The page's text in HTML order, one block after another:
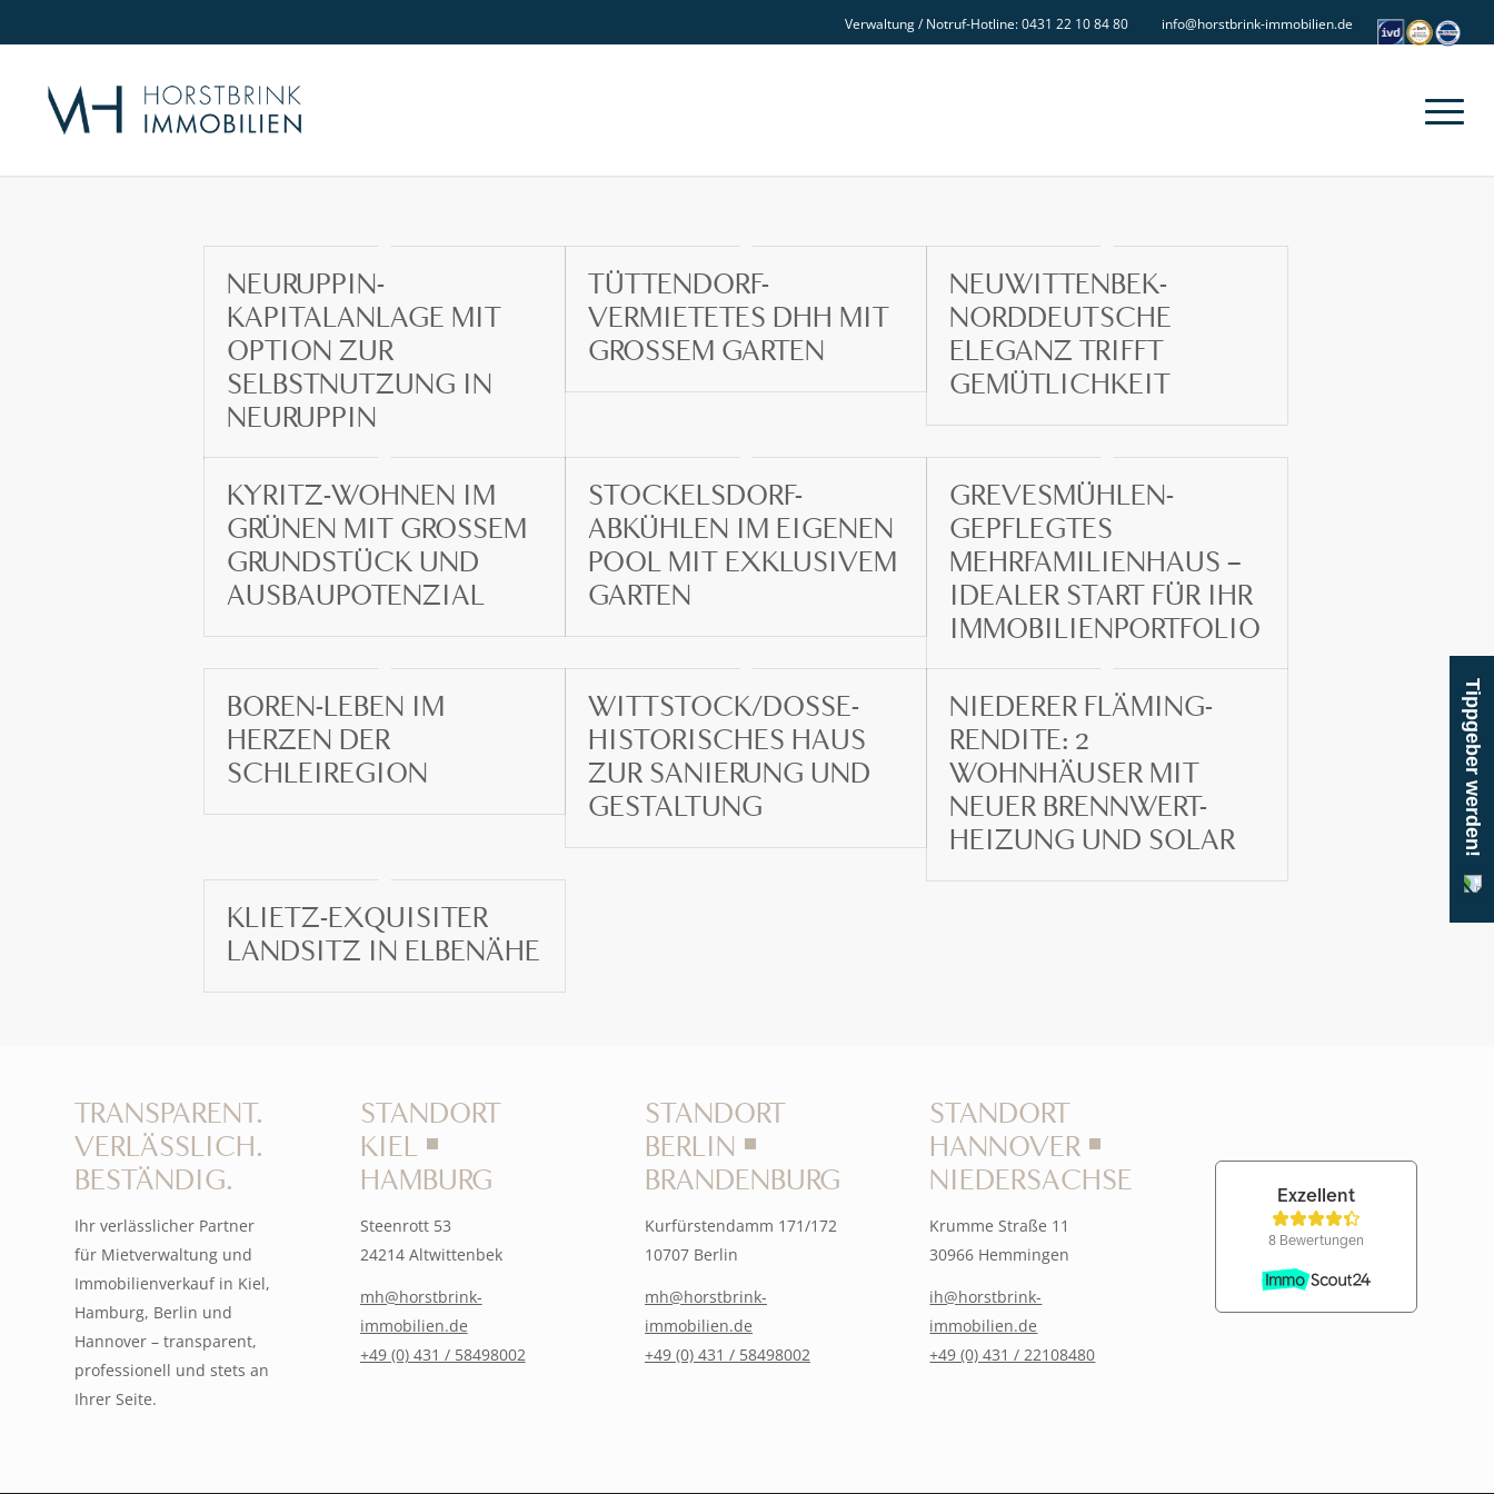
Verwaltung / Notruf-Hotline: 0431 22 10 84 80 info@horstbrink-immobilien.de
NEURUPPIN-
KAPITALANLAGE MIT
OPTION ZUR
SELBSTNUTZUNG IN
NEURUPPIN
TÜTTENDORF-
VERMIETETES DHH MIT
GROSSEM GARTEN
NEUWITTENBEK-
NORDDEUTSCHE
ELEGANZ TRIFFT
GEMÜTLICHKEIT
KYRITZ-WOHNEN IM
GRÜNEN MIT GROSSEM G
RUNDSTÜCK UND A
USBAUPOTENZIAL
STOCKELSDORF-
ABKÜHLEN IM EIGENEN
POOL MIT EXKLUSIVEM
GARTEN
GREVESMÜHLEN-
GEPFLEGTES
MEHRFAMILIENHAUS –
IDEALER START FÜR IHR
IMMOBILIENPORTFOLIO
BOREN-LEBEN IM
HERZEN DER
SCHLEIREGION
WITTSTOCK/DOSSE-
HISTORISCHES HAUS
ZUR SANIERUNG UND
GESTALTUNG
NIEDERER FLÄMING-
RENDITE: 2
WOHNHÄUSER MIT
NEUER BRENNWERT-
HEIZUNG UND SOLAR
KLIETZ-EXQUISITER
LANDSITZ IN ELBENÄHE
TRANSPARENT.
VERLÄSSLICH.
BESTÄNDIG.
Ihr verlässlicher Partner
für Mietverwaltung und
Immobilienverkauf in Kiel,
Hamburg, Berlin und
Hannover – transparent,
professionell und stets an
Ihrer Seite.
STANDORT
KIEL ￭
HAMBURG
Steenrott 53
24214 Altwittenbek
mh@horstbrink-
immobilien.de
+49 (0) 431 / 58498002
STANDORT
BERLIN ￭
BRANDENBURG
Kurfürstendamm 171/172
10707 Berlin
mh@horstbrink-
immobilien.de
+49 (0) 431 / 58498002
STANDORT
HANNOVER ￭
NIEDERSACHSEN
Krumme Straße 11
30966 Hemmingen
ih@horstbrink-
immobilien.de
+49 (0) 431 / 22108480
Tippgeber werden!